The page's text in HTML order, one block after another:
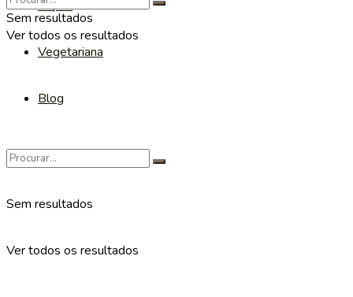
Sopas
Vegetariana
Blog
Sem resultados
Ver todos os resultados
Sem resultados
Ver todos os resultados